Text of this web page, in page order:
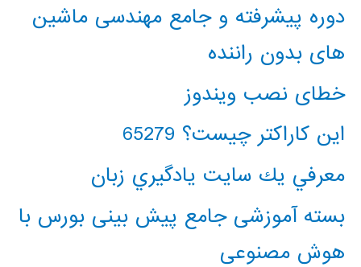
دوره پیشرفته و جامع مهندسی ماشین
های بدون راننده
خطای نصب ویندوز
این کاراکتر چیست؟ 65279
معرفي يك سايت يادگيري زبان
بسته آموزشی جامع پیش بینی بورس با
هوش مصنوعی